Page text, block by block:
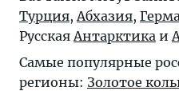
Турция, Абхазия,
Русская Антарктика и
Самые популярные
регионы: Золотое